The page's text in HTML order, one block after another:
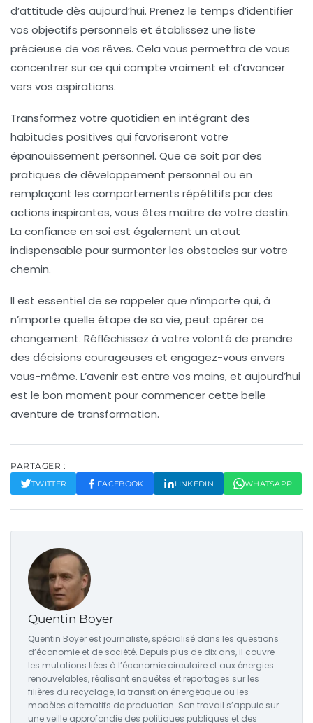
d’attitude dès aujourd’hui. Prenez le temps d’identifier
vos objectifs personnels et établissez une liste
précieuse de vos rêves. Cela vous permettra de vous
concentrer sur ce qui compte vraiment et d’avancer
vers vos aspirations.
Transformez votre quotidien en intégrant des
habitudes positives qui favoriseront votre
épanouissement personnel. Que ce soit par des
pratiques de développement personnel ou en
remplaçant les comportements répétitifs par des
actions inspirantes, vous êtes maître de votre destin.
La confiance en soi est également un atout
indispensable pour surmonter les obstacles sur votre
chemin.
Il est essentiel de se rappeler que n’importe qui, à
n’importe quelle étape de sa vie, peut opérer ce
changement. Réfléchissez à votre volonté de prendre
des décisions courageuses et engagez-vous envers
vous-même. L’avenir est entre vos mains, et aujourd’hui
est le bon moment pour commencer cette belle
aventure de transformation.
PARTAGER :
TWITTER FACEBOOK LINKEDIN WHATSAPP
Quentin Boyer
Quentin Boyer est journaliste, spécialisé dans les questions
d’économie et de société. Depuis plus de dix ans, il couvre
les mutations liées à l’économie circulaire et aux énergies
renouvelables, réalisant enquêtes et reportages sur les
filières du recyclage, la transition énergétique ou les
modèles alternatifs de production. Son travail s’appuie sur
une veille approfondie des politiques publiques et des